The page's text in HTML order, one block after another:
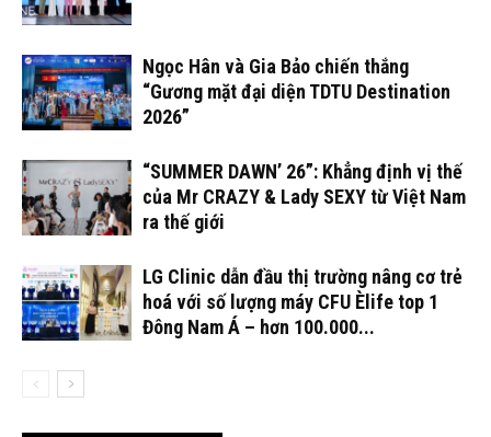
Ngọc Hân và Gia Bảo chiến thắng
“Gương mặt đại diện TDTU Destination
2026”
“SUMMER DAWN’ 26”: Khẳng định vị thế
của Mr CRAZY & Lady SEXY từ Việt Nam
ra thế giới
LG Clinic dẫn đầu thị trường nâng cơ trẻ
hoá với số lượng máy CFU Èlife top 1
Đông Nam Á – hơn 100.000...